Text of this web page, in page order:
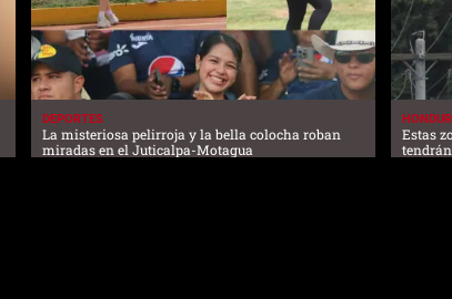
DEPORTES
La misteriosa pelirroja y la bella colocha roban
miradas en el Juticalpa-Motagua
Estas